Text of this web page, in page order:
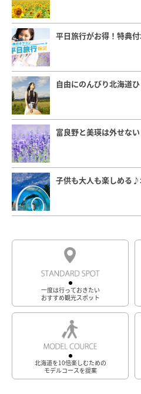
平日旅行がお得！特典
自由にのんびり北海道
富良野と美瑛は外せな
子供も大人も楽しめる♪
一度は行っておきたい
おすすめ観光スポット
北海道を10倍楽しむための
モデルコースを提案